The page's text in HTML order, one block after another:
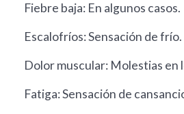
Fiebre baja: En algunos casos.
Escalofríos: Sensación de frío.
Dolor muscular: Molestias en
Fatiga: Sensación de